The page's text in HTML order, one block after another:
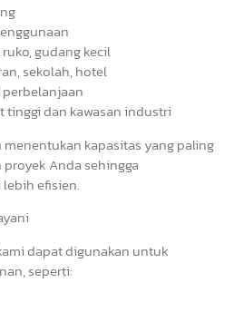
gudang kecil
sekolah, hotel
tinggi dan kawasan industri
kapasitas yang paling
Anda sehingga
efisien.
dapat digunakan untuk
seperti: